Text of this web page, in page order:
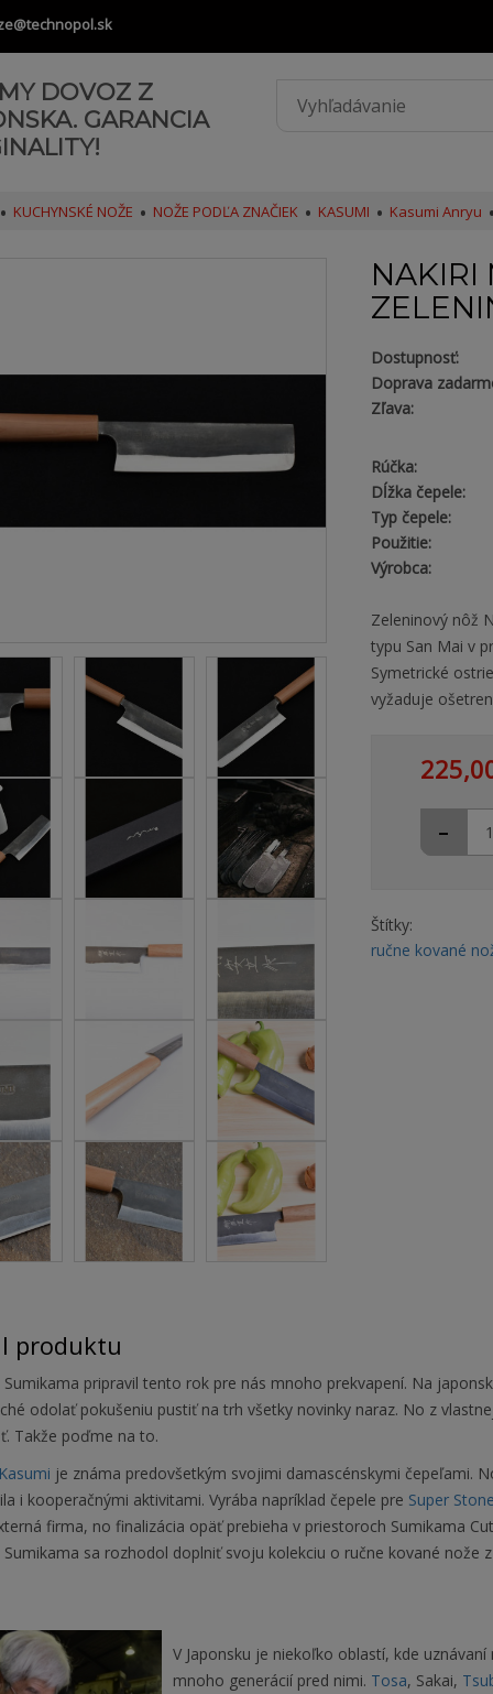
DOVOZ Z
GARANCIA
KUCHYNSKÉ NOŽE NOŽE PODĽA ZNAČIEK KASUMI Kasumi Anryu
NAKIRI
Dostupnosť:
Doprava
Zľava:
Rúčka:
Dĺžka čepele:
Typ čepele:
Použitie:
Výrobca:
Zeleninový nôž
typu San Mai v
Symetrické
vyžaduje
-
Štítky:
ručne kované
produktu
pripravil tento rok pre nás mnoho prekvapení. Na
odolať pokušeniu pustiť na trh všetky novinky naraz. No z
Takže poďme na to.
je známa predovšetkým svojimi damascénskymi čepeľami.
i kooperačnými aktivitami. Vyrába napríklad čepele pre Super
firma, no finalizácia opäť prebieha v priestoroch Sumikama
sa rozhodol doplniť svoju kolekciu o ručne kované nože
V Japonsku je niekoľko oblastí, kde
mnoho generácií pred nimi. Tosa, Sakai,